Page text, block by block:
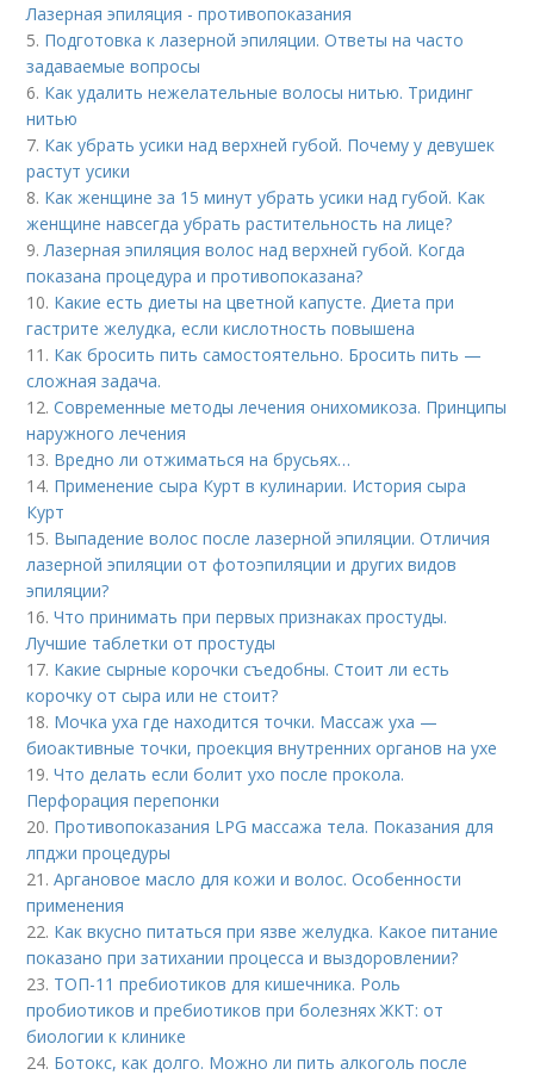
Лазерная эпиляция - противопоказания
5. Подготовка к лазерной эпиляции. Ответы на часто
задаваемые вопросы
6. Как удалить нежелательные волосы нитью. Тридинг
нитью
7. Как убрать усики над верхней губой. Почему у девушек
растут усики
8. Как женщине за 15 минут убрать усики над губой. Как
женщине навсегда убрать растительность на лице?
9.Лазерная эпиляция волос над верхней губой. Когда
показана процедура и противопоказана?
10. Какие есть диеты на цветной капусте. Диета при
гастрите желудка, если кислотность повышена
11. Как бросить пить самостоятельно. Бросить пить —
сложная задача.
12.Современные методы лечения онихомикоза. Принципы
наружного лечения
13. Вредно ли отжиматься на брусьях…
14. Применение сыра Курт в кулинарии. История сыра
Курт
15. Выпадение волос после лазерной эпиляции. Отличия
лазерной эпиляции от фотоэпиляции и других видов
эпиляции?
16.Что принимать при первых признаках простуды.
Лучшие таблетки от простуды
17. Какие сырные корочки съедобны. Стоит ли есть
корочку от сыра или не стоит?
18. Мочка уха где находится точки. Массаж уха —
биоактивные точки, проекция внутренних органов на ухе
19.Что делать если болит ухо после прокола.
Перфорация перепонки
20. Противопоказания LPG массажа тела. Показания для
лпджи процедуры
21.Аргановое масло для кожи и волос. Особенности
применения
22. Как вкусно питаться при язве желудка. Какое питание
показано при затихании процесса и выздоровлении?
23. ТОП-11 пребиотиков для кишечника. Роль
пробиотиков и пребиотиков при болезнях ЖКТ: от
биологии к клинике
24. Ботокс, как долго. Можно ли пить алкоголь после